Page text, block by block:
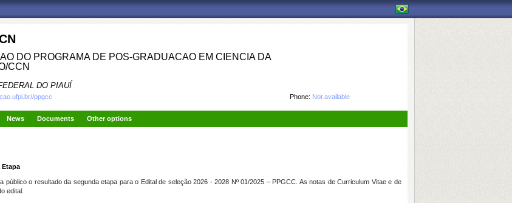
DO PROGRAMA DE POS-GRADUACAO EM CIENCIA DA
CCN
DO PIAUÍ
Phone: Not available
ppgcc
News Documents Other options
Etapa
o resultado da segunda etapa para o Edital de seleção 2026 - 2028 Nº 01/2025 – PPGCC. As notas de Curriculum Vitae e de
edital.